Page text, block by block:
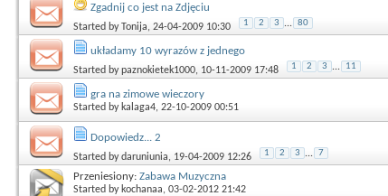
Zgadnij co jest na Zdjęciu
Started byTonija, 24-04-2009 10:30 1 2 3 ... 80
układamy 10 wyrazów z jednego
Started bypaznokietek1000, 10-11-2009 17:48 1 2 3 ... 11
gra na zimowe wieczory
Started by kalaga4, 22-10-2009 00:51
Dopowiedz... 2
Started bydaruniunia, 19-04-2009 12:26 1 2 3 ... 7
Przeniesiony: Zabawa Muzyczna
Started by kochanaa, 03-02-2012 21:42